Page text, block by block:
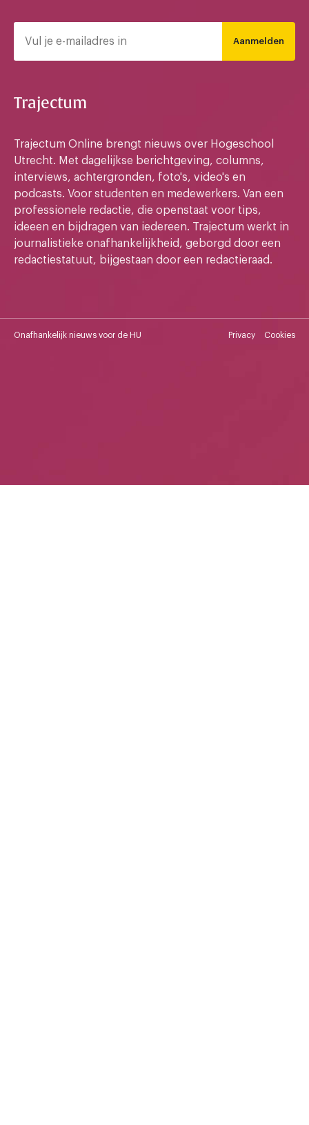
Aanmelden
Trajectum
Trajectum Online brengt nieuws over Hogeschool
Utrecht. Met dagelijkse berichtgeving, columns,
interviews, achtergronden, foto's, video's en
podcasts. Voor studenten en medewerkers. Van een
professionele redactie, die openstaat voor tips,
ideeen en bijdragen van iedereen. Trajectum werkt in
journalistieke onafhankelijkheid, geborgd door een
redactiestatuut, bijgestaan door een redactieraad.
Onafhankelijk nieuws voor de HU Privacy Cookies